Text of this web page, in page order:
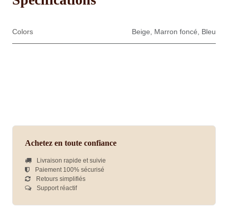
Colors Beige Marron foncé Bleu
Achetez en toute confiance
Livraison rapide et suivie
Paiement 100% sécurisé
Retours simplifiés
Support réactif